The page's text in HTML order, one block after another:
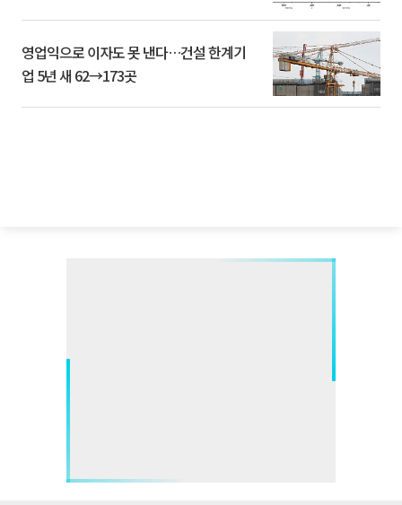
영업익으로 이자도 못 낸다…건설 한계기
업 5년 새 62→173곳